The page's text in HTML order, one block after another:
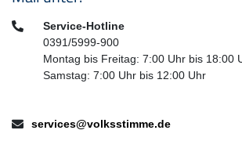
Telefon:Service-Hotline
0391/5999-900
Montag bis Freitag: 7:00 Uhr bis 18:00
Samstag: 7:00 Uhr bis 12:00 Uhr
E-Mail:services@volksstimme.de